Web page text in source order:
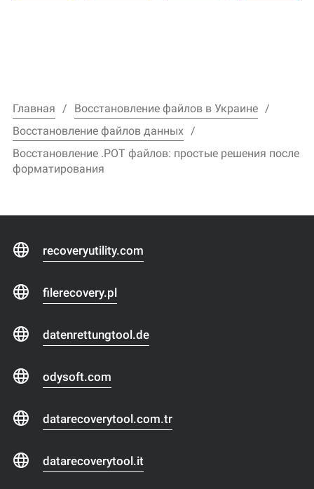
Главная
Восстановление файлов в Украине
Восстановление файлов данных
Восстановление .POT файлов: простые решения после
форматирования
recoveryutility.com
filerecovery.pl
datenrettungtool.de
odysoft.com
datarecoverytool.com.tr
datarecoverytool.it